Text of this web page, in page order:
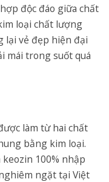
độc đáo giữa chất
loại chất lượng
lại vẻ đẹp hiện đại
mái trong suốt quá
làm từ hai chất
bằng kim loại.
100% nhập
ngặt tại Việt